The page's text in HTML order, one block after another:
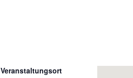
Veranstaltungsort